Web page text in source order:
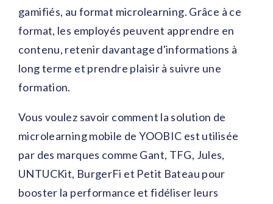
gamifiés, au format microlearning. Grâce à ce
format, les employés peuvent apprendre en
contenu, retenir davantage d'informations à
long terme et prendre plaisir à suivre une
formation.
Vous voulez savoir comment la solution de
microlearning mobile de YOOBIC est utilisée
par des marques comme Gant, TFG, Jules,
UNTUCKit, BurgerFi et Petit Bateau pour
booster la performance et fidéliser leurs